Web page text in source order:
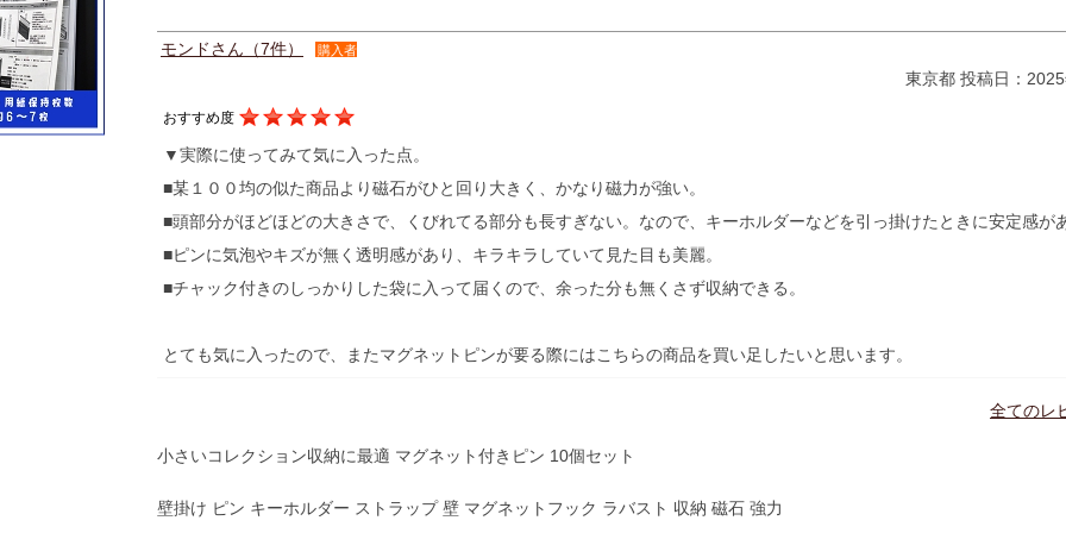
モンドさん（7件） 購入者
東京都 投稿日：
おすすめ度
▼実際に使ってみて気に入った点。
■某１００均の似た商品より磁石がひと回り大きく、かなり磁力が強い。
■頭部分がほどほどの大きさで、くびれてる部分も長すぎない。なので、キーホルダーなどを引っ掛けたときに安定感が
■ピンに気泡やキズが無く透明感があり、キラキラしていて見た目も美麗。
■チャック付きのしっかりした袋に入って届くので、余った分も無くさず収納できる。
とても気に入ったので、またマグネットピンが要る際にはこちらの商品を買い足したいと思います。
全てのレ
小さいコレクション収納に最適 マグネット付きピン 10個セット
壁掛け ピン キーホルダー ストラップ 壁 マグネットフック ラバスト 収納 磁石 強力